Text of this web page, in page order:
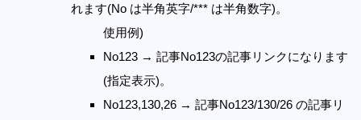
れます(No は半角英字/*** は半角数字)。
使用例)
No123 → 記事No123の記事リンクになります
(指定表示)。
No123,130,26 → 記事No123/130/26 の記事リ